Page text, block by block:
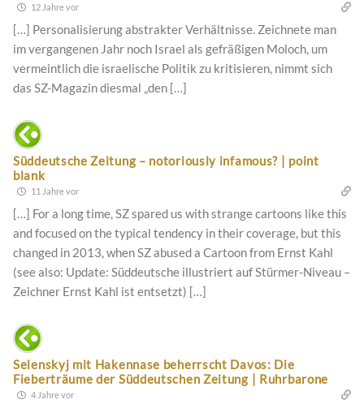
12 Jahre vor
[…] Personalisierung abstrakter Verhältnisse. Zeichnete man
im vergangenen Jahr noch Israel als gefräßigen Moloch, um
vermeintlich die israelische Politik zu kritisieren, nimmt sich
das SZ-Magazin diesmal „den […]
Süddeutsche Zeitung – notoriously infamous? | point
blank
11 Jahre vor
[…] For a long time, SZ spared us with strange cartoons like this
and focused on the typical tendency in their coverage, but this
changed in 2013, when SZ abused a Cartoon from Ernst Kahl
(see also: Update: Süddeutsche illustriert auf Stürmer-Niveau –
Zeichner Ernst Kahl ist entsetzt) […]
Selenskyj mit Hakennase beherrscht Davos: Die
Fieberträume der Süddeutschen Zeitung | Ruhrbarone
4 Jahre vor